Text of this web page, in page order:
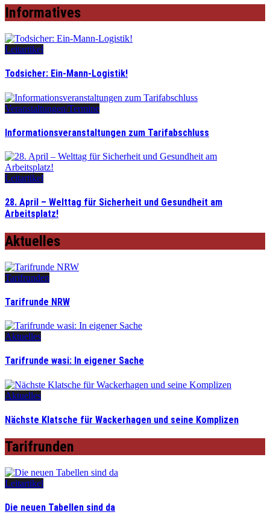
Informatives
Leitartikel
Todsicher: Ein-Mann-Logistik!
Veranstaltungen/Termine
Informationsveranstaltungen zum Tarifabschluss
Leitartikel
28. April – Welttag für Sicherheit und Gesundheit am
Arbeitsplatz!
Aktuelles
Tarifrunden
Tarifrunde NRW
Aktuelles
Tarifrunde wasi: In eigener Sache
Aktuelles
Nächste Klatsche für Wackerhagen und seine Komplizen
Tarifrunden
Leitartikel
Die neuen Tabellen sind da